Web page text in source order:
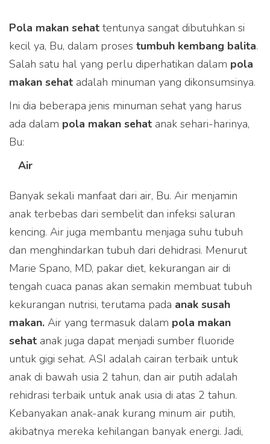
Pola makan sehat tentunya sangat dibutuhkan si
kecil ya, Bu, dalam proses tumbuh kembang balita.
Salah satu hal yang perlu diperhatikan dalam pola
makan sehat adalah minuman yang dikonsumsinya.
Ini dia beberapa jenis minuman sehat yang harus
ada dalam pola makan sehat anak sehari-harinya,
Bu:
Air
Banyak sekali manfaat dari air, Bu. Air menjamin
anak terbebas dari sembelit dan infeksi saluran
kencing. Air juga membantu menjaga suhu tubuh
dan menghindarkan tubuh dari dehidrasi. Menurut
Marie Spano, MD, pakar diet, kekurangan air di
tengah cuaca panas akan semakin membuat tubuh
kekurangan nutrisi, terutama pada anak susah
makan. Air yang termasuk dalam pola makan
sehat anak juga dapat menjadi sumber fluoride
untuk gigi sehat. ASI adalah cairan terbaik untuk
anak di bawah usia 2 tahun, dan air putih adalah
rehidrasi terbaik untuk anak usia di atas 2 tahun.
Kebanyakan anak-anak kurang minum air putih,
akibatnya mereka kehilangan banyak energi. Jadi,